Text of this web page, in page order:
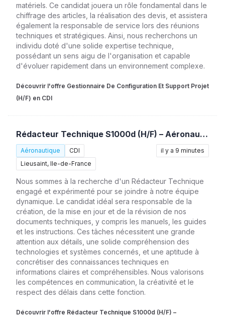
matériels. Ce candidat jouera un rôle fondamental dans le
chiffrage des articles, la réalisation des devis, et assistera
également la responsable de service lors des réunions
techniques et stratégiques. Ainsi, nous recherchons un
individu doté d'une solide expertise technique,
possédant un sens aigu de l'organisation et capable
d'évoluer rapidement dans un environnement complexe.
Découvrir l'offre Gestionnaire De Configuration Et Support Projet
(H/F) en CDI
Rédacteur Technique S1000d (H/F) – Aéronautique
Aéronautique
CDI
Lieusaint, Ile-de-France
il y a 9 minutes
Nous sommes à la recherche d'un Rédacteur Technique
engagé et expérimenté pour se joindre à notre équipe
dynamique. Le candidat idéal sera responsable de la
création, de la mise en jour et de la révision de nos
documents techniques, y compris les manuels, les guides
et les instructions. Ces tâches nécessitent une grande
attention aux détails, une solide compréhension des
technologies et systèmes concernés, et une aptitude à
concrétiser des connaissances techniques en
informations claires et compréhensibles. Nous valorisons
les compétences en communication, la créativité et le
respect des délais dans cette fonction.
Découvrir l'offre Rédacteur Technique S1000d (H/F) –